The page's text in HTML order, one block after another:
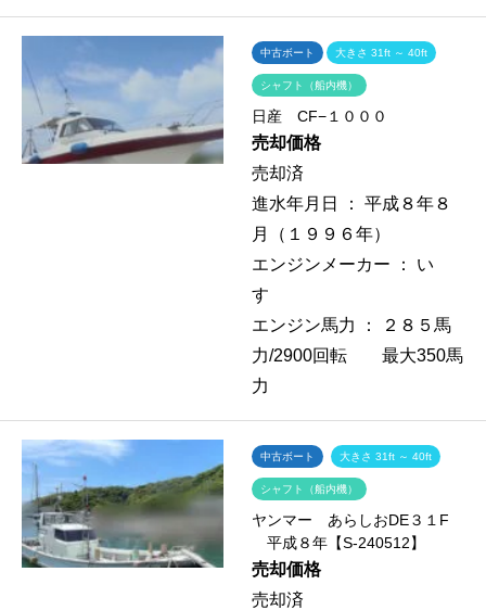
中古ボート 大きさ 31ft ～ 40ft
シャフト（船内機）
日産 CF−１０００
売却価格
売却済
進水年月日 ： 平成８年８
月（１９９６年）
エンジンメーカー ： い
すゞ
エンジン馬力 ：
２８５馬
力/2900回転 最大350馬
力
中古ボート 大きさ 31ft ～ 40ft
シャフト（船内機）
ヤンマー あらしおDE３１F
平成８年【S-240512】
売却価格
売却済